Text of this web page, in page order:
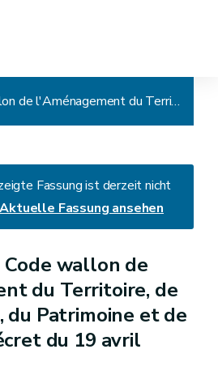
Code wallon de l'Aménagement du Territoire, de l'Urbanisme (, du Patrimoine et de l'Energie - Décret du 19 avril 2007, art. 2)
Fassung ist derzeit nicht
Aktuelle Fassung ansehen
Code wallon de
du Territoire, de
du Patrimoine et de
du 19 avril